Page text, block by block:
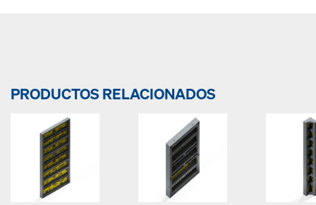
PRODUCTOS RELACIONADOS